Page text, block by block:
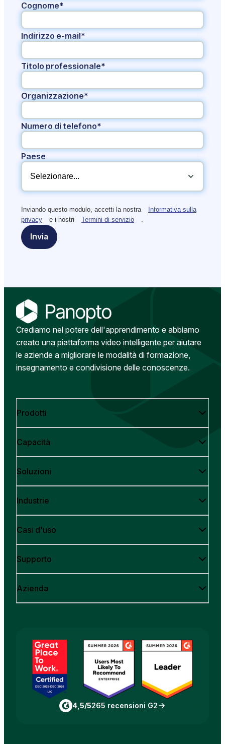
Cognome*
Indirizzo e-mail*
Titolo professionale*
Organizzazione*
Numero di telefono*
Paese
Inviando questo modulo, accetti la nostra
Informativa sulla
privacy
e i nostri Termini di servizio
Invia
Crediamo nel potere dell'apprendimento e abbiamo
creato una piattaforma video intelligente per aiutare
le aziende a migliorare le modalità di formazione,
insegnamento e condivisione delle conoscenze.
Prodotti
Capacità
Soluzioni
Industrie
Casi d'uso
Supporto
Azienda
4,5/5265 recensioni G2